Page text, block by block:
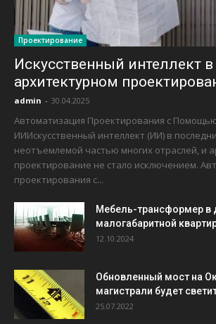
Проектирование
Искусственный интеллект в
архитектурном
admin - 30.04.2025
Автоматизация Проектирования с
ИИИскусственный интеллект (ИИ) в
неотъемлемой частью многих отраслей, и
проектирование не стало исключением.
проектирования с...
Мебель-трансформер в
малогабаритной
12.10.2024
Обновленный мост на
магистрали будет
25.07.2022